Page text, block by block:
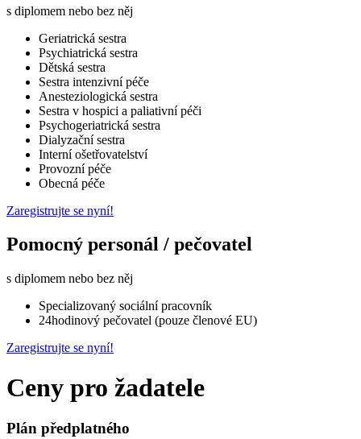
s diplomem nebo bez něj
Geriatrická sestra
Psychiatrická sestra
Dětská sestra
Sestra intenzivní péče
Anesteziologická sestra
Sestra v hospici a paliativní péči
Psychogeriatrická sestra
Dialyzační sestra
Interní ošetřovatelství
Provozní péče
Obecná péče
Zaregistrujte se nyní!
Pomocný personál / pečovatel
s diplomem nebo bez něj
Specializovaný sociální pracovník
24hodinový pečovatel (pouze členové EU)
Zaregistrujte se nyní!
Ceny pro žadatele
Plán předplatného